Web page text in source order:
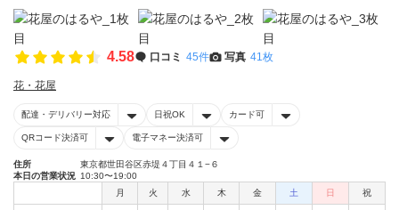
4.58 口コミ 45件 写真 41枚
花・花屋
配達・デリバリー対応 日祝OK カード可
QRコード決済可 電子マネー決済可
住所
東京都世田谷区赤堤４丁目４１−６
本日の営業状況 10:30〜19:00
月
火 水 木 金 土 日 祝